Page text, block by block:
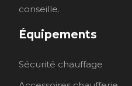
conseille.
Équipements
Sécurité chauffage